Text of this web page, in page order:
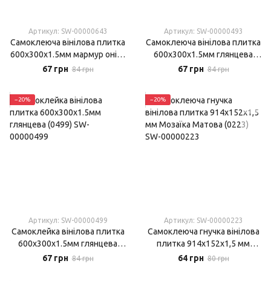
Артикул: SW-00000643
Самоклеюча вінілова плитка
600х300х1.5мм мармур онікс
глянцева (0643)
67 грн 84 грн
Артикул: SW-00000493
Самоклеюча вінілова плитка
600х300х1.5мм глянцева
(0493)
67 грн 84 грн
−20%
Артикул: SW-00000499
Самоклейка вінілова плитка
600х300х1.5мм глянцева
(0499)
67 грн 84 грн
−20%
Артикул: SW-00000223
Самоклеюча гнучка вінілова
плитка 914х152х1,5 мм
Мозаїка Матова (0223)
64 грн 80 грн